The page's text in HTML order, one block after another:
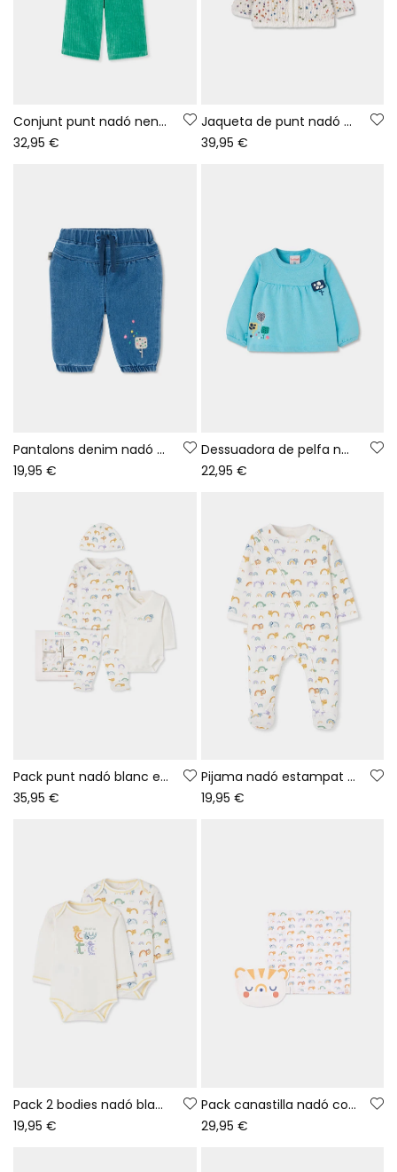
Conjunt punt nadó nena blanc brodat fulles
32,95 €
Jaqueta de punt nadó nena blanca amb punts de colors
39,95 €
Pantalons denim nadó nena blau brodat de gelat
19,95 €
Dessuadora de pelfa nadó nena verda estampat flors
22,95 €
Pack punt nadó blanc estampat arc de Sant Martí i animals
35,95 €
Pijama nadó estampat animals i arc de Sant Martí blanc
19,95 €
Pack 2 bodies nadó blancs estampat animals
19,95 €
Pack canastilla nadó cotó estampat animals
29,95 €